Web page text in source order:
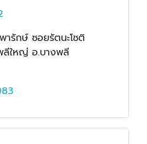
ารักษ์ ซอยรัตนะโชติ
ลีใหญ่ อ.บางพลี